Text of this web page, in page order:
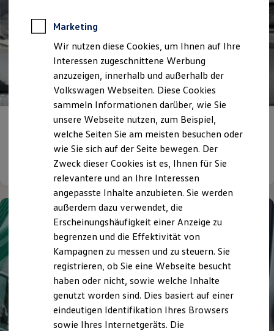
Rekuperation
Laden unterwegs
Laden Zuhause
Ladestationen finden
Ladezeitensimulator
Batterie
Sicherheit
Nachhaltigkeit
Technologie
Kosten und Kauf
Kaufoptionen
E-Auto-Förderung
Software und Konnektivität
Die ID. Software 6
ID. Software Versionen und Updates
Digitale Extras
Schnittstellen zu Ihrem ID.
Hybridautos
Marke und Erlebnis
Volkswagen R und R Experience
R-Modelle
R Experience
Driving Experience
Volkswagen entdecken
Werkbesichtigung
Firmengeschichte
Details ansehen
Marketing
Wir nutzen diese Cookies, um Ihnen auf Ihre
Interessen zugeschnittene Werbung
anzuzeigen, innerhalb und außerhalb der
Volkswagen Webseiten. Diese Cookies
sammeln Informationen darüber, wie Sie
unsere Webseite nutzen, zum Beispiel,
welche Seiten Sie am meisten besuchen oder
wie Sie sich auf der Seite bewegen. Der
Zweck dieser Cookies ist es, Ihnen für Sie
relevantere und an Ihre Interessen
angepasste Inhalte anzubieten. Sie werden
außerdem dazu verwendet, die
Erscheinungshäufigkeit einer Anzeige zu
begrenzen und die Effektivität von
Kampagnen zu messen und zu steuern. Sie
registrieren, ob Sie eine Webseite besucht
haben oder nicht, sowie welche Inhalte
genutzt worden sind. Dies basiert auf einer
eindeutigen Identifikation Ihres Browsers
sowie Ihres Internetgeräts. Die